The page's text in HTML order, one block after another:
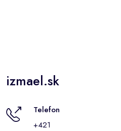
izmael.sk
Telefon
+421